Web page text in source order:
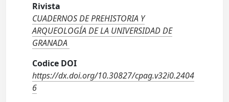
Rivista
CUADERNOS DE PREHISTORIA Y
ARQUEOLOGÍA DE LA UNIVERSIDAD DE
GRANADA
Codice DOI
https://dx.doi.org/10.30827/cpag.v32i0.2404
6